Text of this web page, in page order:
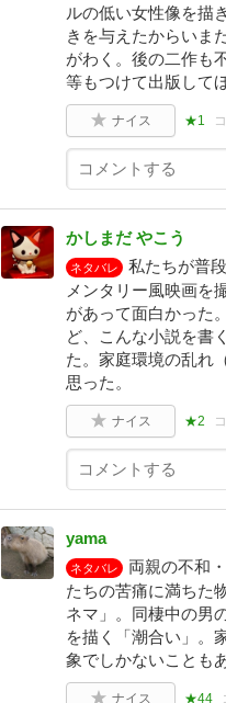
ルの低い女性像を描
きを与えたからいま
がわく。後の二作も
等もつけて出版して
ナイス ★1
かしまだ やこう
ネタバレ
私たちが普
メンタリー風映画を
があって面白かった
ど、こんな小説を書
た。家庭環境の乱れ
思った。
ナイス ★2
yama
ネタバレ
両親の不和
たちの苦痛に満ちた
ネマ」。同棲中の男
を描く「潮合い」。
象でしかないことも
ナイス ★44